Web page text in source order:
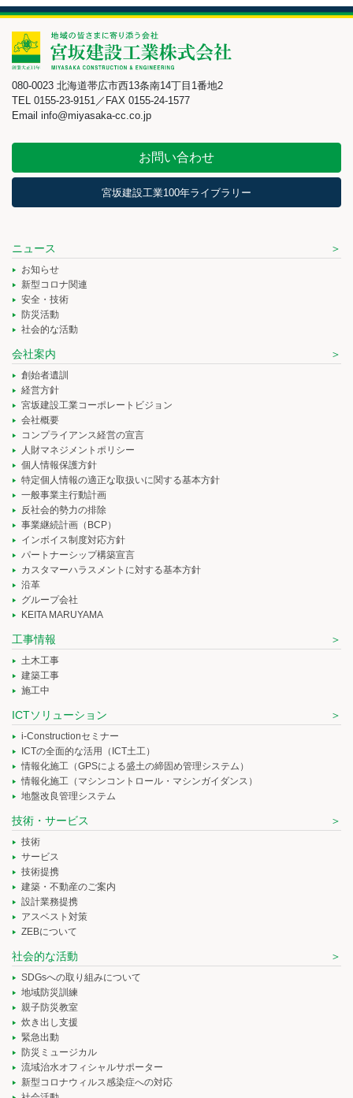
080-0023 北海道帯広市西13条南14丁目1番地2
TEL 0155-23-9151／FAX 0155-24-1577
Email info@miyasaka-cc.co.jp
お問い合わせ
宮坂建設工業100年ライブラリー
ニュース
お知らせ
新型コロナ関連
安全・技術
防災活動
社会的な活動
会社案内
創始者遺訓
経営方針
宮坂建設工業コーポレートビジョン
会社概要
コンプライアンス経営の宣言
人財マネジメントポリシー
個人情報保護方針
特定個人情報の適正な取扱いに関する基本方針
一般事業主行動計画
反社会的勢力の排除
事業継続計画（BCP）
インボイス制度対応方針
パートナーシップ構築宣言
カスタマーハラスメントに対する基本方針
沿革
グループ会社
KEITA MARUYAMA
工事情報
土木工事
建築工事
施工中
ICTソリューション
i-Constructionセミナー
ICTの全面的な活用（ICT土工）
情報化施工（GPSによる盛土の締固め管理システム）
情報化施工（マシンコントロール・マシンガイダンス）
地盤改良管理システム
技術・サービス
技術
サービス
技術提携
建築・不動産のご案内
設計業務提携
アスベスト対策
ZEBについて
社会的な活動
SDGsへの取り組みについて
地域防災訓練
親子防災教室
炊き出し支援
緊急出動
防災ミュージカル
流域治水オフィシャルサポーター
新型コロナウィルス感染症への対応